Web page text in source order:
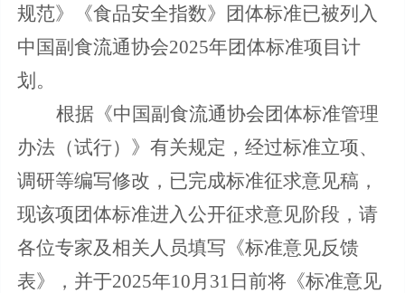
规范》《食品安全指数》
团体标准已被列入
中国副食流通协会2025年团体标准项目计
划。
根据《中国副食流通协会团体标准管理
办法（试行）》有关规定，经过标准立项、
调研等编写修改，已完成标准征求意见稿，
现该项团体标准进入公开征求意见阶段，请
各位专家及相关人员填写《标准意见反馈
表》，并于2025年10月31日前将《标准意见